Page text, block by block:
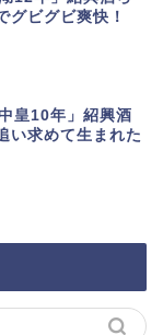
グビグビ爽快！
皇10年」紹興酒
い求めて生まれた